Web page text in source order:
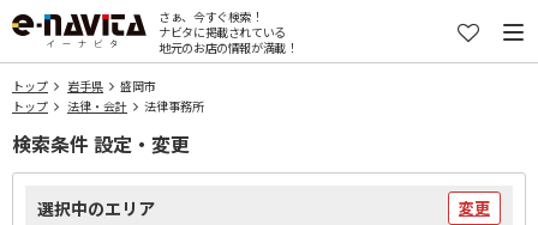
さぁ、今すぐ検索！
ナビタに掲載されている
地元のお店の情報が満載！
トップ 岩手県
盛岡市
トップ
法律・会計 法律事務所
検索条件 設定・変更
選択中のエリア 変更